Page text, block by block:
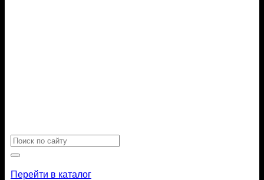
Искать:
Перейти в каталог